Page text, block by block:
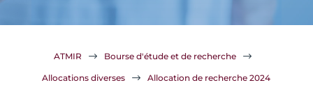
ATMIR $ Bourse d'étude et de recherche $
Allocations diverses $ Allocation de recherche 2024